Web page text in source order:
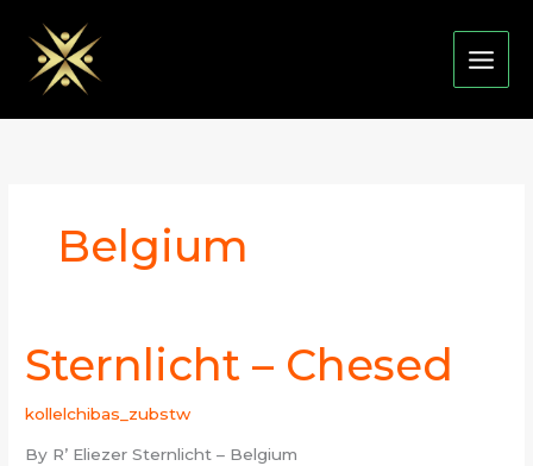
content
Belgium
Sternlicht – Chesed
kollelchibas_zubstw
By R’ Eliezer Sternlicht – Belgium
Sternlicht
–
Chesed